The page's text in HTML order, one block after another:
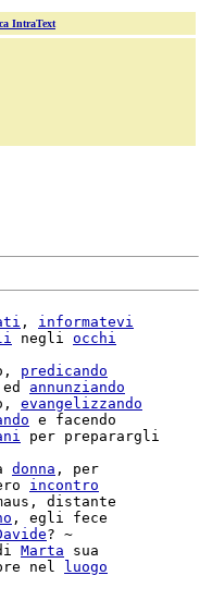
IntraText
, informatevi
negli occhi
predicando
ed annunziando
evangelizzando
e facendo
per preparargli
donna , per
incontro
distante
, egli fece
? ~
Marta sua
nel luogo